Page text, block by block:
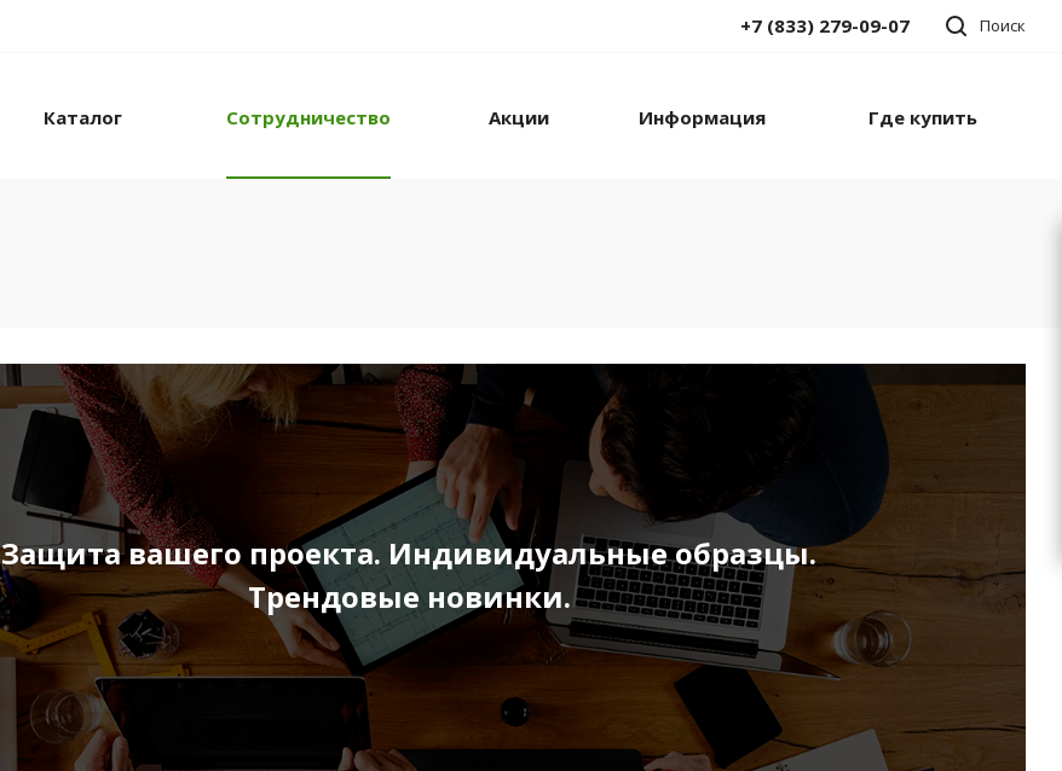
Поиск
+7 (833) 279-09-07
Каталог Сотрудничество Акции Информация Где купить
Защита вашего проекта. Индивидуальные образцы.
Трендовые новинки.